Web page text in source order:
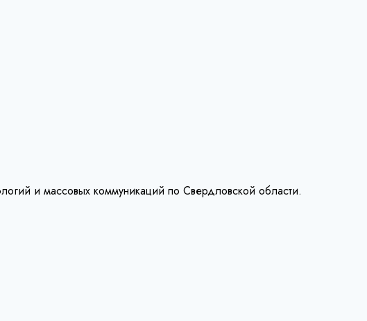
и массовых коммуникаций по Свердловской области.